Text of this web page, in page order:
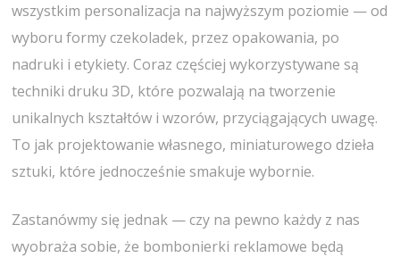
wszystkim personalizacja na najwyższym poziomie — od
wyboru formy czekoladek, przez opakowania, po
nadruki i etykiety. Coraz częściej wykorzystywane są
techniki druku 3D, które pozwalają na tworzenie
unikalnych kształtów i wzorów, przyciągających uwagę.
To jak projektowanie własnego, miniaturowego dzieła
sztuki, które jednocześnie smakuje wybornie.
Zastanówmy się jednak — czy na pewno każdy z nas
wyobraża sobie, że bombonierki reklamowe będą